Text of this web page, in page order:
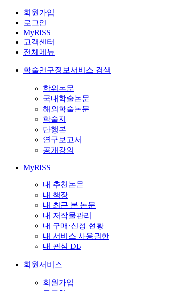
회원가입
로그인
MyRISS
고객센터
전체메뉴
학술연구정보서비스 검색
학위논문
국내학술논문
해외학술논문
학술지
단행본
연구보고서
공개강의
MyRISS
내 추천논문
내 책장
내 최근 본 논문
내 저작물관리
내 구매·신청 현황
내 서비스 사용권한
내 관심 DB
회원서비스
회원가입